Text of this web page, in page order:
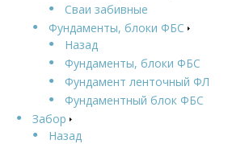
Сваи забивные
Фундаменты, блоки ФБС
Назад
Фундаменты, блоки ФБС
Фундамент ленточный ФЛ
Фундаментный блок ФБС
Забор
Назад